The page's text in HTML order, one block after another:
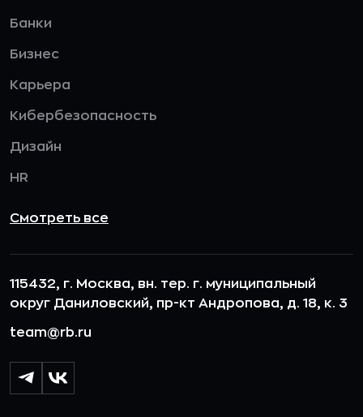
Банки
Бизнес
Карьера
Кибербезопасность
Дизайн
HR
Смотреть все
115432, г. Москва, вн. тер. г. муниципальный
округ Даниловский, пр-кт Андропова, д. 18, к. 3
team@rb.ru